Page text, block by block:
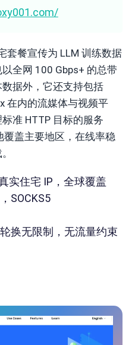
套餐宣传为 LLM 训练数据
全网 100 Gbps+ 的总带
据外，它还支持包括
在内的流媒体与视频平
准 HTTP 目标的服务
覆盖主要地区，在线率稳
实住宅 IP，全球覆盖
SOCKS5
换无限制，无流量约束